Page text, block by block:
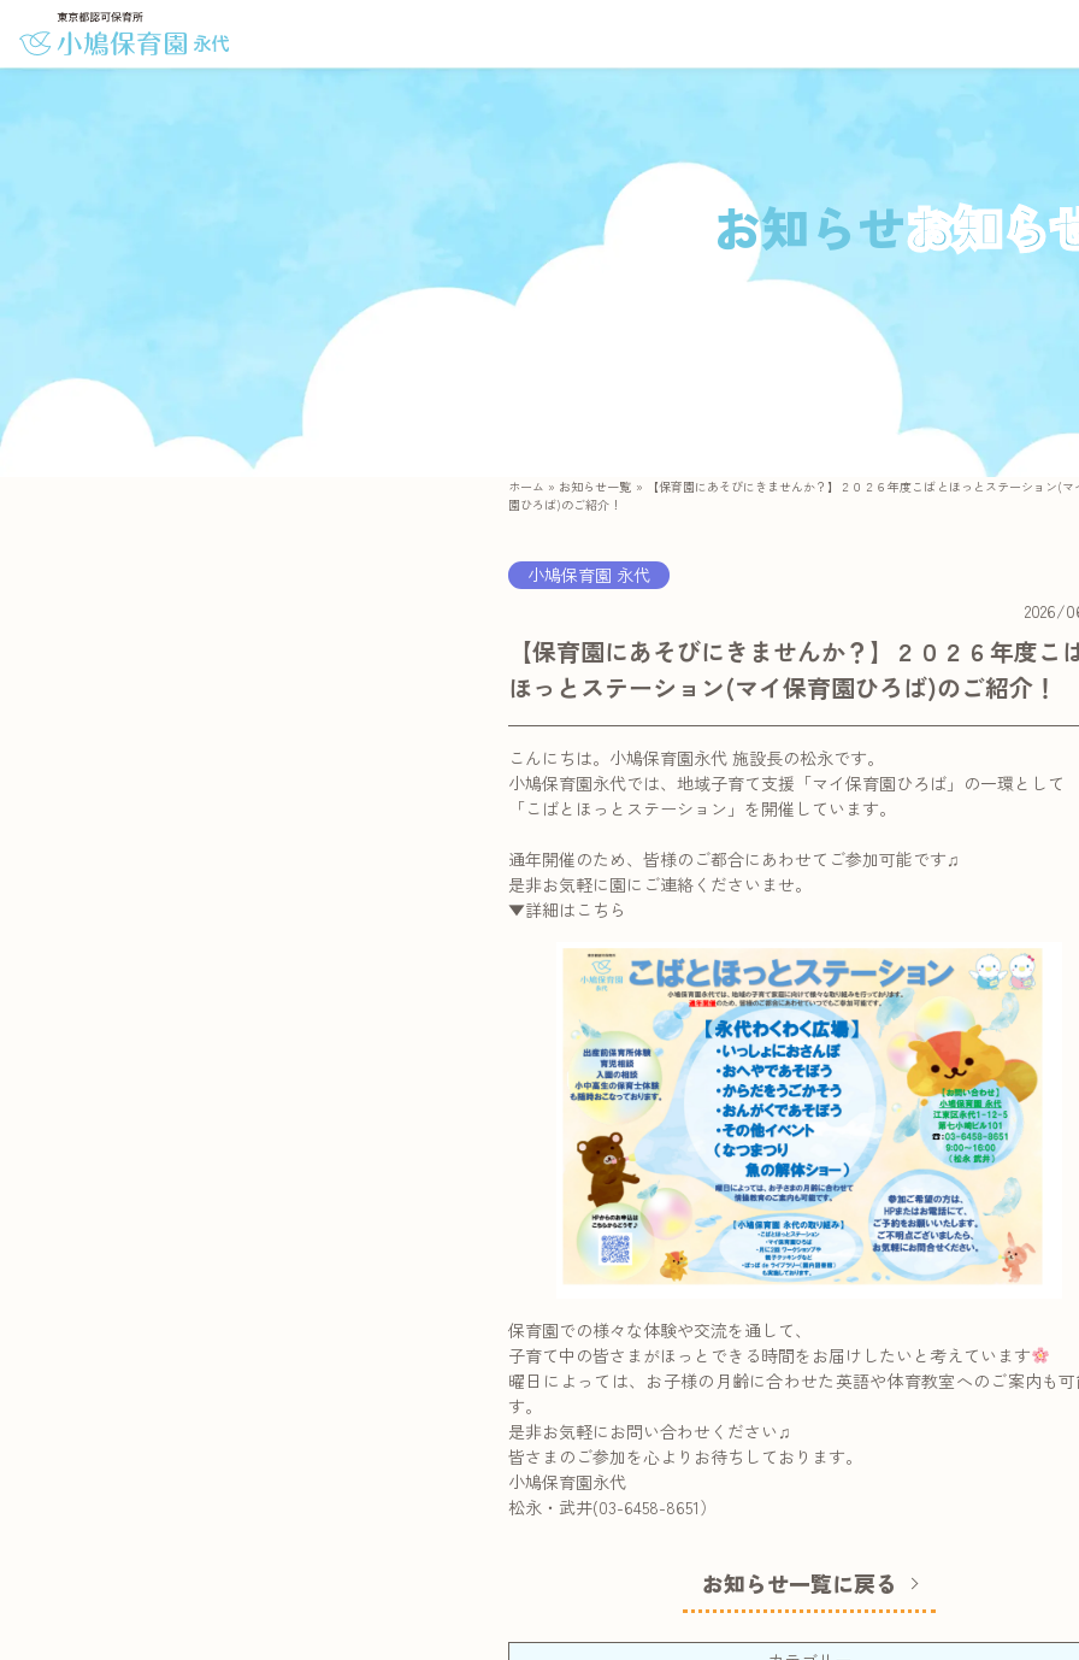
お知らせ
ホーム » お知らせ一覧 »
【保育園にあそびにきませんか？】２０２６年度こばとほっとステーション(マ
園ひろば)のご紹介！
小鳩保育園 永代
2026/
【保育園にあそびにきませんか？】２０２６年度こ
ほっとステーション(マイ保育園ひろば)のご紹介！
こんにちは。小鳩保育園永代 施設長の松永です。
小鳩保育園永代では、地域子育て支援「マイ保育園ひろば」の一環として
「こばとほっとステーション」を開催しています。
通年開催のため、皆様のご都合にあわせてご参加可能です♫
是非お気軽に園にご連絡くださいませ。
▼詳細はこちら
保育園での様々な体験や交流を通して、
子育て中の皆さまがほっとできる時間をお届けしたいと考えています
曜日によっては、お子様の月齢に合わせた英語や体育教室へのご案内も
す。
是非お気軽にお問い合わせください♫
皆さまのご参加を心よりお待ちしております。
小鳩保育園永代
松永・武井(03-6458-8651）
お知らせ一覧に戻る